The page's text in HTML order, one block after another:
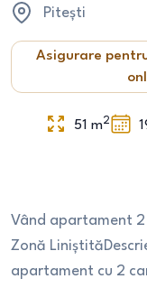
Pitești
Asigurare
51 m2
Vând apartament 2
Zonă
apartament cu 2